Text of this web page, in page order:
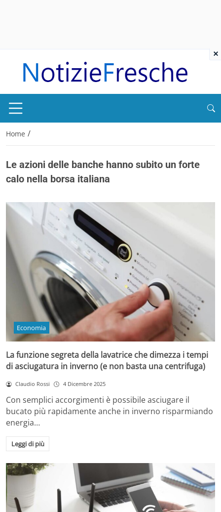
Home /
Le azioni delle banche hanno subito un forte
calo nella borsa italiana
Economia
La funzione segreta della lavatrice che dimezza i tempi
di asciugatura in inverno (e non basta una centrifuga)
Claudio Rossi 4 Dicembre 2025
Con semplici accorgimenti è possibile asciugare il
bucato più rapidamente anche in inverno risparmiando
energia…
Leggi di più
×